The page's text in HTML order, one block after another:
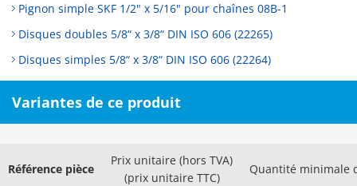
Pignon simple SKF 1/2" x 5/16" pour chaînes 08B-1
Disques doubles 5/8“ x 3/8“ DIN ISO 606 (22265)
Disques simples 5/8“ x 3/8“ DIN ISO 606 (22264)
Variantes de ce produit
Référence pièce
Prix unitaire (hors TVA)
(prix unitaire TTC)
Quantité minimale